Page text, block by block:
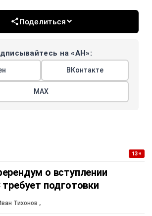
Поделиться
на «АН»:
ВКонтакте
МАХ
13+
о вступлении
подготовки
Тихонов ,